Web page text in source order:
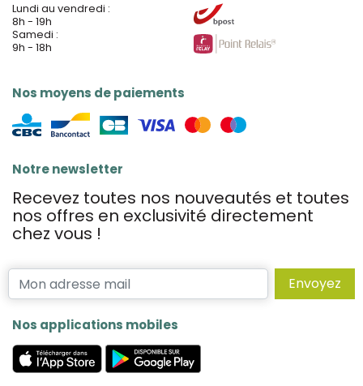
Lundi au vendredi :
8h - 19h
Samedi :
9h - 18h
Nos moyens de paiements
Notre newsletter
Recevez toutes nos nouveautés et toutes
nos offres en exclusivité directement
chez vous !
Envoyez
Nos applications mobiles